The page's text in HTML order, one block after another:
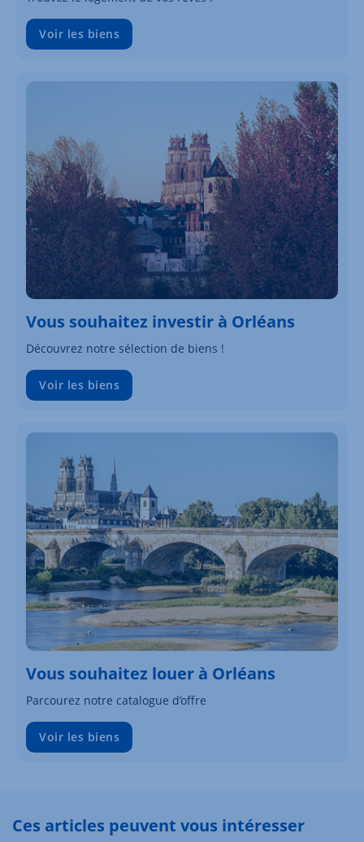
Voir les biens
Vous souhaitez investir à Orléans
Découvrez notre sélection de biens !
Voir les biens
Vous souhaitez louer à Orléans
Parcourez notre catalogue d’offre
Voir les biens
Ces articles peuvent vous intéresser